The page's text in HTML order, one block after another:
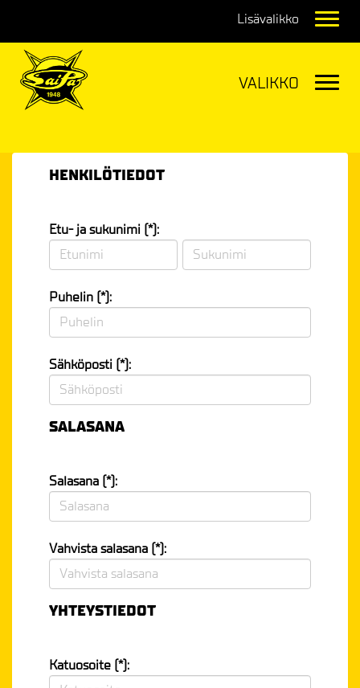
HENKILÖTIEDOT
Etu- ja sukunimi (*):
Puhelin (*):
Sähköposti (*):
SALASANA
Salasana (*):
Vahvista salasana (*):
YHTEYSTIEDOT
Katuosoite (*):